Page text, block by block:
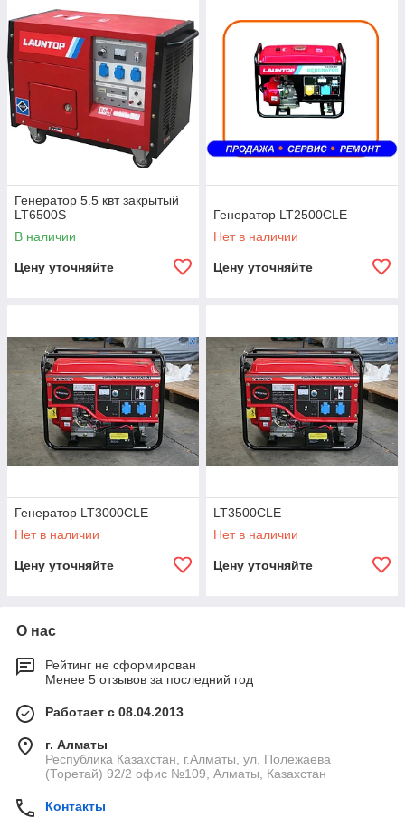
Генератор 5.5 квт закрытый
LT6500S
В наличии
Цену уточняйте
Генератор LT2500CLE
Нет в наличии
Цену уточняйте
Генератор LT3000CLE
Нет в наличии
Цену уточняйте
LT3500CLE
Нет в наличии
Цену уточняйте
О нас
Рейтинг не сформирован
Менее 5 отзывов за последний год
Работает с 08.04.2013
г. Алматы
Республика Казахстан, г.Алматы, ул. Полежаева
(Торетай) 92/2 офис №109, Алматы, Казахстан
Контакты